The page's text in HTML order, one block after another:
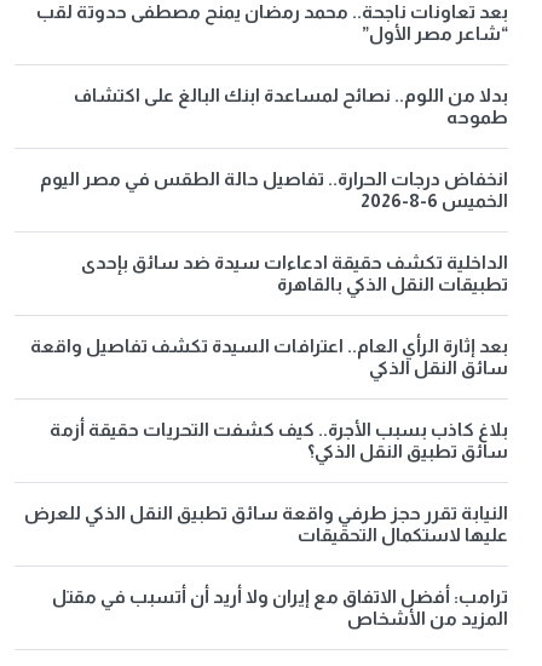
بعد تعاونات ناجحة.. محمد رمضان يمنح مصطفى حدوتة لقب
“شاعر مصر الأول”
بدلا من اللوم.. نصائح لمساعدة ابنك البالغ على اكتشاف
طموحه
انخفاض درجات الحرارة.. تفاصيل حالة الطقس في مصر اليوم
الخميس 6-8-2026
الداخلية تكشف حقيقة ادعاءات سيدة ضد سائق بإحدى
تطبيقات النقل الذكي بالقاهرة
بعد إثارة الرأي العام.. اعترافات السيدة تكشف تفاصيل واقعة
سائق النقل الذكي
بلاغ كاذب بسبب الأجرة.. كيف كشفت التحريات حقيقة أزمة
سائق تطبيق النقل الذكي؟
النيابة تقرر حجز طرفي واقعة سائق تطبيق النقل الذكي للعرض
عليها لاستكمال التحقيقات
ترامب: أفضل الاتفاق مع إيران ولا أريد أن أتسبب في مقتل
المزيد من الأشخاص